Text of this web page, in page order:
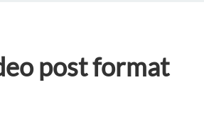
post format